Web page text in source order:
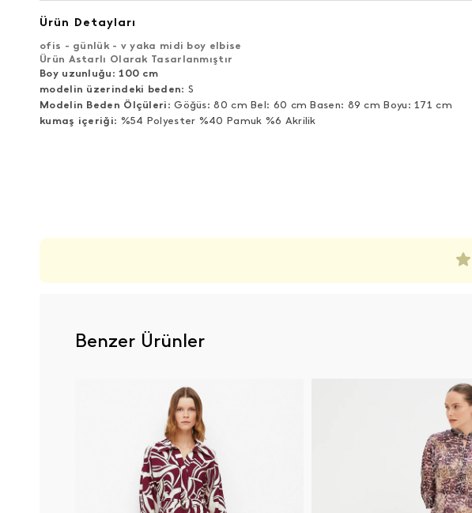
Ürün Detayları
ofis - günlük - v yaka midi boy elbise
Ürün Astarlı Olarak Tasarlanmıştır
Boy uzunluğu : 100 cm
modelin üzerindeki beden: S
Modelin Beden Ölçüleri : Göğüs: 80 cm Bel: 60 cm Basen: 89 cm Boyu: 171 cm
kumaş içeriği: %54 Polyester %40 Pamuk %6 Akrilik
Benzer Ürünler